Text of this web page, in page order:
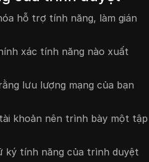
hỗ trợ tính năng, làm gián
xác tính năng nào xuất
lưu lượng mạng của bạn
khoản nên trình bày một tập
ký tính năng của trình duyệt